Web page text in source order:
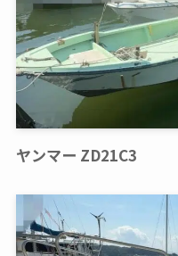
ヤンマー ZD21C3